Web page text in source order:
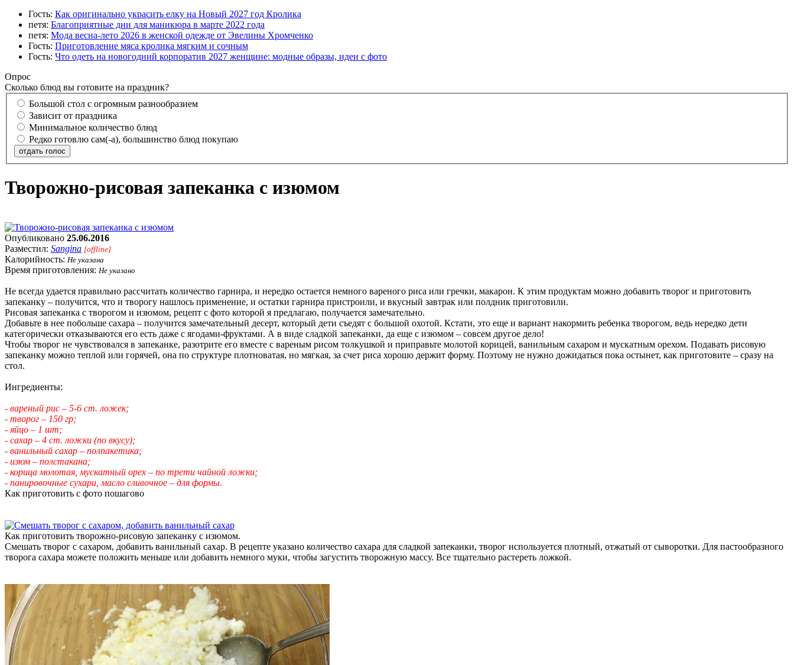
Гость: Как оригинально украсить елку на Новый 2027 год Кролика
петя: Благоприятные дни для маникюра в марте 2022 года
петя: Мода весна-лето 2026 в женской одежде от Эвелины Хромченко
Гость: Приготовление мяса кролика мягким и сочным
Гость: Что одеть на новогодний корпоратив 2027 женщине: модные образы, идеи с фото
Опрос
Сколько блюд вы готовите на праздник?
Большой стол с огромным разнообразием
Зависит от праздника
Минимальное количество блюд
Редко готовлю сам(-а), большинство блюд покупаю
отдать голос
Творожно-рисовая запеканка с изюмом
Опубликовано 25.06.2016
Разместил: Sangina [offline]
Калорийность: Не указана
Время приготовления: Не указано
Не всегда удается правильно рассчитать количество гарнира, и нередко остается немного вареного риса или гречки, макарон. К этим продуктам можно добавить творог и приготовить
запеканку – получится, что и творогу нашлось применение, и остатки гарнира пристроили, и вкусный завтрак или полдник приготовили.
Рисовая запеканка с творогом и изюмом, рецепт с фото которой я предлагаю, получается замечательно.
Добавьте в нее побольше сахара – получится замечательный десерт, который дети съедят с большой охотой. Кстати, это еще и вариант накормить ребенка творогом, ведь нередко дети
категорически отказываются его есть даже с ягодами-фруктами. А в виде сладкой запеканки, да еще с изюмом – совсем другое дело!
Чтобы творог не чувствовался в запеканке, разотрите его вместе с вареным рисом толкушкой и приправьте молотой корицей, ванильным сахаром и мускатным орехом. Подавать рисовую
запеканку можно теплой или горячей, она по структуре плотноватая, но мягкая, за счет риса хорошо держит форму. Поэтому не нужно дожидаться пока остынет, как приготовите – сразу на
стол.
Ингредиенты:
- вареный рис – 5-6 ст. ложек;
- творог – 150 гр;
- яйцо – 1 шт;
- сахар – 4 ст. ложки (по вкусу);
- ванильный сахар – полпакетика;
- изюм – полстакана;
- корица молотая, мускатный орех – по трети чайной ложки;
- панировочные сухари, масло сливочное – для формы.
Как приготовить с фото пошагово
Как приготовить творожно-рисовую запеканку с изюмом.
Смешать творог с сахаром, добавить ванильный сахар. В рецепте указано количество сахара для сладкой запеканки, творог используется плотный, отжатый от сыворотки. Для пастообразного
творога сахара можете положить меньше или добавить немного муки, чтобы загустить творожную массу. Все тщательно растереть ложкой.